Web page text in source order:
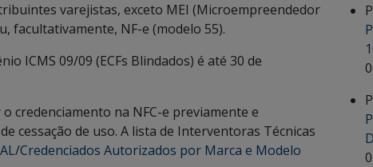
varejistas, exceto MEI (Microempreendedor
facultativamente, NF-e (modelo 55).
ICMS 09/09 (ECFs Blindados) é até 30 de
credenciamento na NFC-e previamente e
cessação de uso. A lista de Interventoras Técnicas
/Credenciados Autorizados por Marca e Modelo